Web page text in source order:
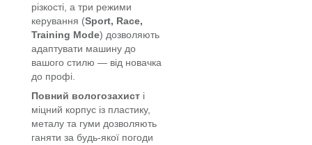
різкості, а три режими
керування (Sport, Race,
Training Mode) дозволяють
адаптувати машину до
вашого стилю — від новачка
до профі.
Повний вологозахист і
міцний корпус із пластику,
металу та гуми дозволяють
ганяти за будь-якої погоди